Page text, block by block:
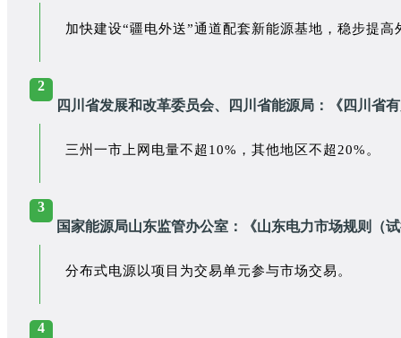
加快建设“疆电外送”通道配套新能源基地，稳步提
2
四川省发展和改革委员会、四川省能源局：《四川省
三州一市上网电量不超10%，其他地区不超20%。
3
国家能源局山东监管办公室：《山东电力市场规则（
分布式电源以项目为交易单元参与市场交易。
4